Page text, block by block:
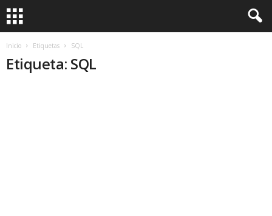
Inicio Etiquetas SQL
Etiqueta: SQL